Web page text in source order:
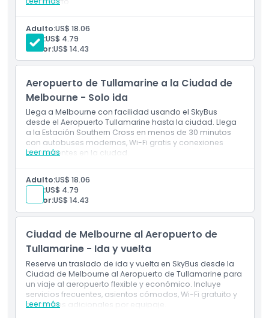
Horario de Apertura
Cosas a Saber
Punto de Inicio y Fin
Política de Cancelación
Traslados entre el Aeropuerto Melbourne Tullamarine
y la ciudad de Melbourne
WiFi GRATIS a bordo
Adulto:US$ 18.06
Niño:US$ 4.79
Senior:US$ 14.43
Aeropuerto de Tullamarine a la Ciudad de
Melbourne - Solo ida
Llega a Melbourne con facilidad usando el SkyBus
desde el Aeropuerto Tullamarine hasta la ciudad. Llega
a la Estación Southern Cross en menos de 30 minutos
con autobuses modernos, Wi-Fi gratis y conexiones
convenientes en la ciudad.
Leer más
Traslados entre el Aeropuerto Tullamarine de
Melbourne y el centro de Melbourne
WiFi GRATIS a bordo
Adulto:US$ 18.06
Niño:US$ 4.79
Senior:US$ 14.43
Ciudad de Melbourne al Aeropuerto de
Tullamarine - Ida y vuelta
Reserve un traslado de ida y vuelta en SkyBus desde la
Ciudad de Melbourne al Aeropuerto de Tullamarine para
un viaje al aeropuerto flexible y económico. Incluye
servicios frecuentes, asientos cómodos, Wi-Fi gratuito y
sin cargos adicionales por equipaje.
Leer más